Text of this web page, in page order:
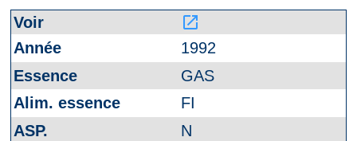
launch
1992
GAS
FI
N